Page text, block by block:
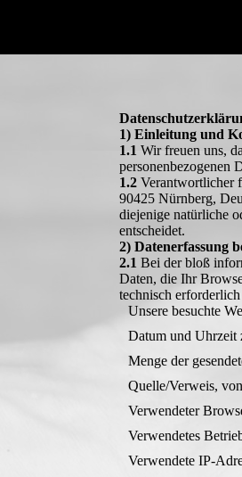
1) Einleitung und
1.1 Wir freuen uns,
personenbezogenen
1.2 Verantwortlicher
90425 Nürnberg,
diejenige natürliche
entscheidet.
2) Datenerfassung
2.1 Bei der bloß
Daten, die Ihr
technisch
Unsere besuchte
Datum und Uhrzeit
Menge der
Quelle/Verweis,
Verwendeter
Verwendetes
Verwendete IP-